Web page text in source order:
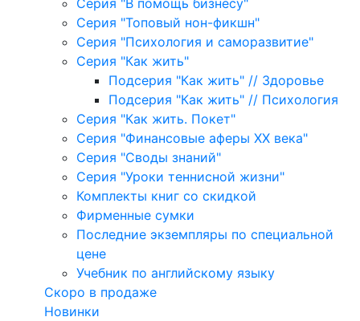
Серия "В помощь бизнесу"
Серия "Топовый нон-фикшн"
Серия "Психология и саморазвитие"
Серия "Как жить"
Подсерия "Как жить" // Здоровье
Подсерия "Как жить" // Психология
Серия "Как жить. Покет"
Серия "Финансовые аферы XX века"
Серия "Своды знаний"
Серия "Уроки теннисной жизни"
Комплекты книг со скидкой
Фирменные сумки
Последние экземпляры по специальной
цене
Учебник по английскому языку
Скоро в продаже
Новинки